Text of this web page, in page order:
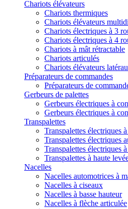
Chariots élévateurs
Chariots thermiques
Chariots élévateurs
Chariots électriques à 3
Chariots électriques à 4
Chariots à mât rétractable
Chariots articulés
Chariots élévateurs
Préparateurs de commandes
Préparateurs de
Gerbeurs de palettes
Gerbeurs électriques à
Gerbeurs électriques à
Transpalettes
Transpalettes électriques
Transpalettes électriques
Transpalettes électriques
Transpalettes à haute
Nacelles
Nacelles automotrices à
Nacelles à ciseaux
Nacelles à basse hauteur
Nacelles à flèche articulée